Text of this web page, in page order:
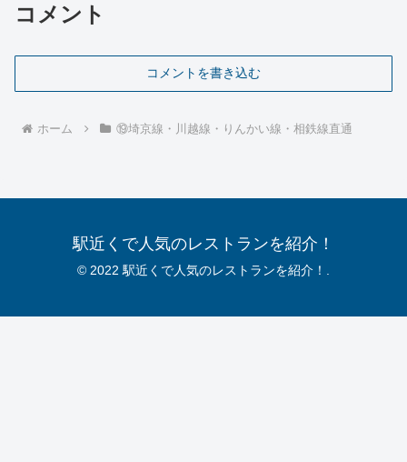
コメント
コメントを書き込む
ホーム ⑲埼京線・川越線・りんかい線・相鉄線直通
駅近くで人気のレストランを紹介！
© 2022 駅近くで人気のレストランを紹介！.